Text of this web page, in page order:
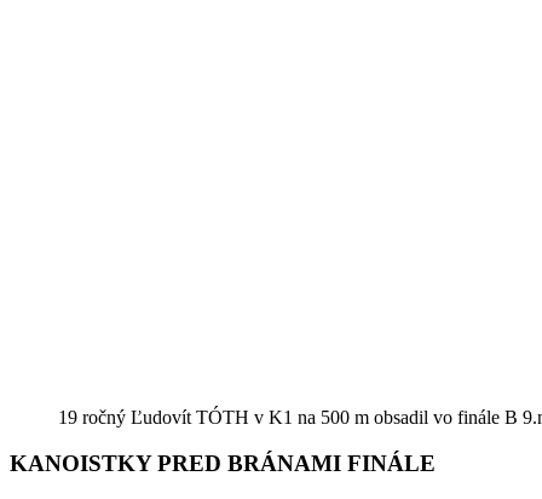
19 ročný Ľudovít TÓTH v K1 na 500 m obsadil vo finále B
KANOISTKY PRED BRÁNAMI FINÁLE